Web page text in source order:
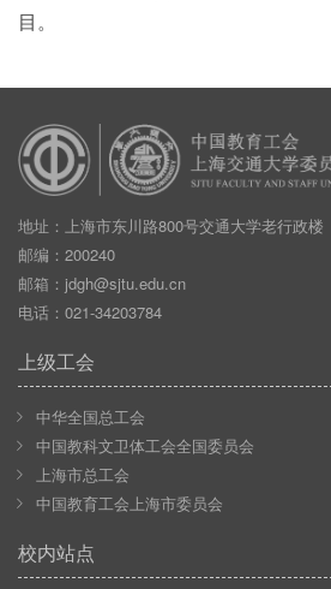
目。
地址：上海市东川路800号交通大学老行政楼
邮编：200240
邮箱： jdgh@sjtu.edu.cn
电话：021-34203784
上级工会
中华全国总工会
中国教科文卫体工会全国委员会
上海市总工会
中国教育工会上海市委员会
校内站点